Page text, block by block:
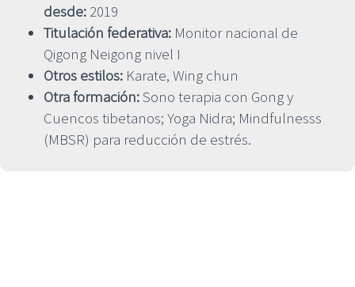
desde: 2019
Titulación federativa: Monitor nacional de
Qigong Neigong nivel I
Otros estilos: Karate, Wing chun
Otra formación:Sono terapia con Gong y
Cuencos tibetanos; Yoga Nidra; Mindfulnesss
(MBSR) para reducción de estrés.